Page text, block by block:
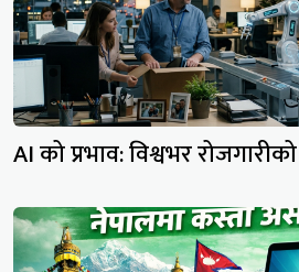
AI को प्रभाव: विश्वभर